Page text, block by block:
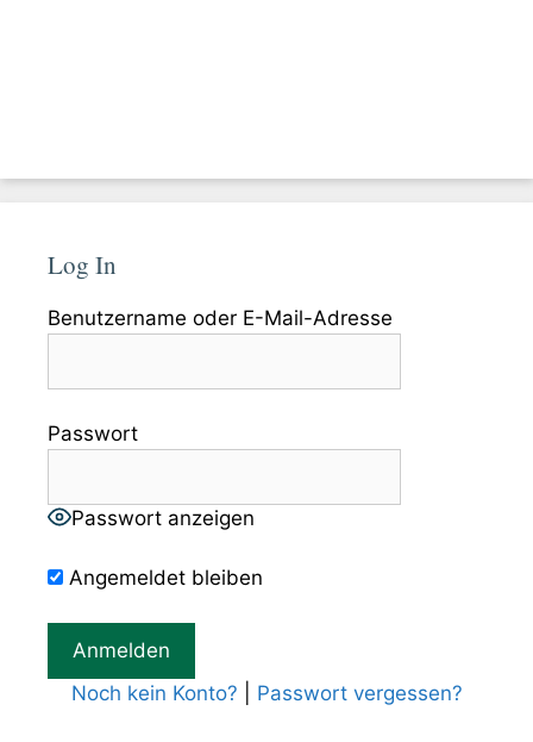
Log In
Benutzername oder E-Mail-Adresse
Passwort
Passwort anzeigen
Angemeldet bleiben
Noch kein Konto? Passwort vergessen?